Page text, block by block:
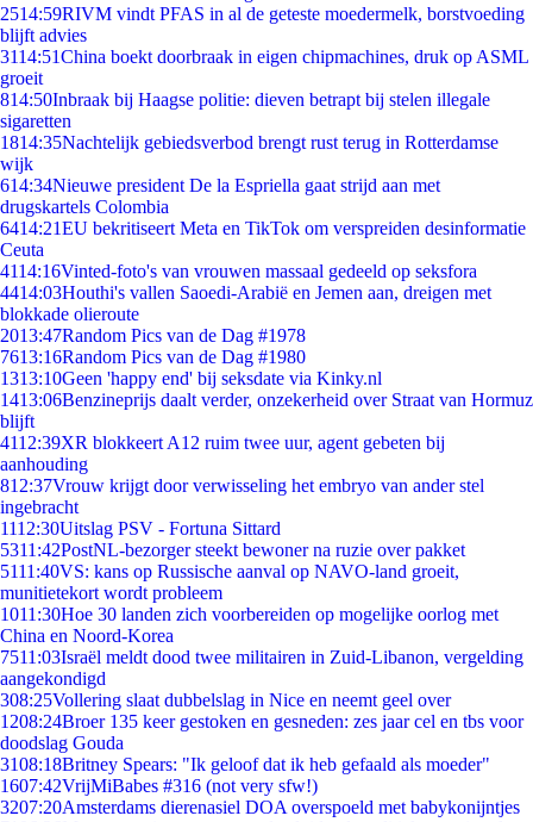
2514:59RIVM vindt PFAS in al de geteste moedermelk, borstvoeding
blijft advies
3114:51China boekt doorbraak in eigen chipmachines, druk op ASML
groeit
814:50Inbraak bij Haagse politie: dieven betrapt bij stelen illegale
sigaretten
1814:35Nachtelijk gebiedsverbod brengt rust terug in Rotterdamse
wijk
614:34Nieuwe president De la Espriella gaat strijd aan met
drugskartels Colombia
6414:21EU bekritiseert Meta en TikTok om verspreiden desinformatie
Ceuta
4114:16Vinted-foto's van vrouwen massaal gedeeld op seksfora
4414:03Houthi's vallen Saoedi-Arabië en Jemen aan, dreigen met
blokkade olieroute
2013:47Random Pics van de Dag #1978
7613:16Random Pics van de Dag #1980
1313:10Geen 'happy end' bij seksdate via Kinky.nl
1413:06Benzineprijs daalt verder, onzekerheid over Straat van Hormuz
blijft
4112:39XR blokkeert A12 ruim twee uur, agent gebeten bij
aanhouding
812:37Vrouw krijgt door verwisseling het embryo van ander stel
ingebracht
1112:30Uitslag PSV - Fortuna Sittard
5311:42PostNL-bezorger steekt bewoner na ruzie over pakket
5111:40VS: kans op Russische aanval op NAVO-land groeit,
munitietekort wordt probleem
1011:30Hoe 30 landen zich voorbereiden op mogelijke oorlog met
China en Noord-Korea
7511:03Israël meldt dood twee militairen in Zuid-Libanon, vergelding
aangekondigd
308:25Vollering slaat dubbelslag in Nice en neemt geel over
1208:24Broer 135 keer gestoken en gesneden: zes jaar cel en tbs voor
doodslag Gouda
3108:18Britney Spears: "Ik geloof dat ik heb gefaald als moeder"
1607:42VrijMiBabes #316 (not very sfw!)
3207:20Amsterdams dierenasiel DOA overspoeld met babykonijntjes